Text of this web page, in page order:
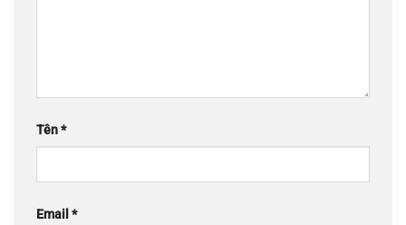
Tên*
Email *